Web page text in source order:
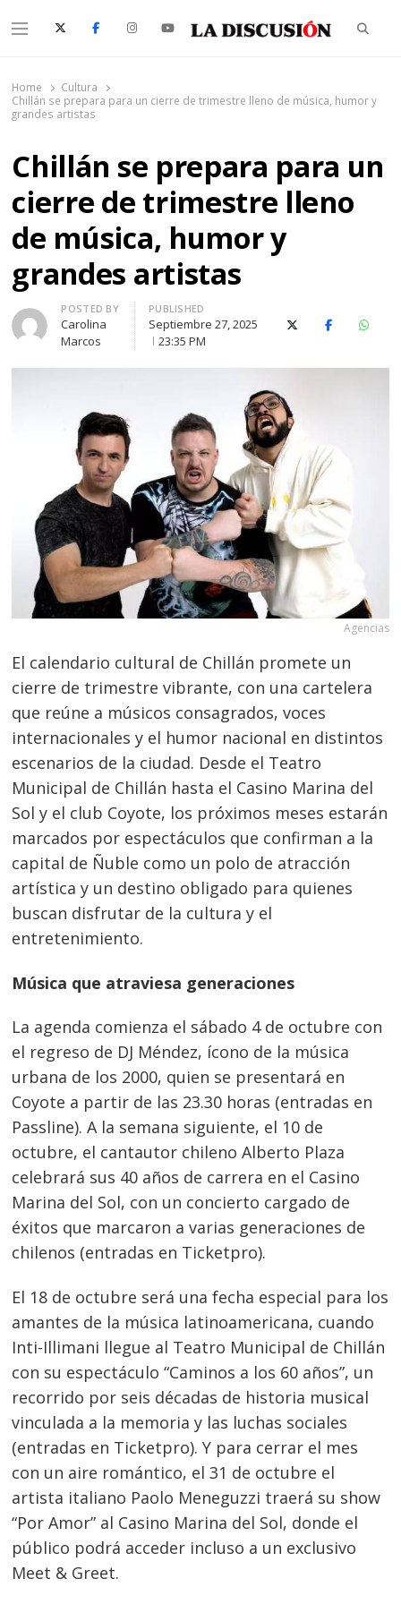
Menu
Home
Cultura
Chillán se prepara para un cierre de trimestre lleno de música, humor y
grandes artistas
Chillán se prepara para un
cierre de trimestre lleno
de música, humor y
grandes artistas
Author
POSTED BY
Carolina
Marcos
PUBLISHED
Septiembre 27, 2025
23:35 PM
X (Twitter)Facebook
Agencias
El calendario cultural de Chillán promete un
cierre de trimestre vibrante, con una cartelera
que reúne a músicos consagrados, voces
internacionales y el humor nacional en distintos
escenarios de la ciudad. Desde el Teatro
Municipal de Chillán hasta el Casino Marina del
Sol y el club Coyote, los próximos meses estarán
marcados por espectáculos que confirman a la
capital de Ñuble como un polo de atracción
artística y un destino obligado para quienes
buscan disfrutar de la cultura y el
entretenimiento.
Música que atraviesa generaciones
La agenda comienza el sábado 4 de octubre con
el regreso de DJ Méndez, ícono de la música
urbana de los 2000, quien se presentará en
Coyote a partir de las 23.30 horas (entradas en
Passline). A la semana siguiente, el 10 de
octubre, el cantautor chileno Alberto Plaza
celebrará sus 40 años de carrera en el Casino
Marina del Sol, con un concierto cargado de
éxitos que marcaron a varias generaciones de
chilenos (entradas en Ticketpro).
El 18 de octubre será una fecha especial para los
amantes de la música latinoamericana, cuando
Inti-Illimani llegue al Teatro Municipal de Chillán
con su espectáculo “Caminos a los 60 años”, un
recorrido por seis décadas de historia musical
vinculada a la memoria y las luchas sociales
(entradas en Ticketpro). Y para cerrar el mes
con un aire romántico, el 31 de octubre el
artista italiano Paolo Meneguzzi traerá su show
“Por Amor” al Casino Marina del Sol, donde el
público podrá acceder incluso a un exclusivo
Meet & Greet.